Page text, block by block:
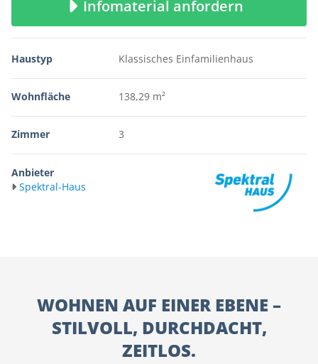
Infomaterial anfordern
Haustyp Klassisches Einfamilienhaus
Wohnfläche 138,29 m²
Zimmer 3
Anbieter
Spektral-Haus
WOHNEN AUF EINER EBENE –
STILVOLL, DURCHDACHT,
ZEITLOS.